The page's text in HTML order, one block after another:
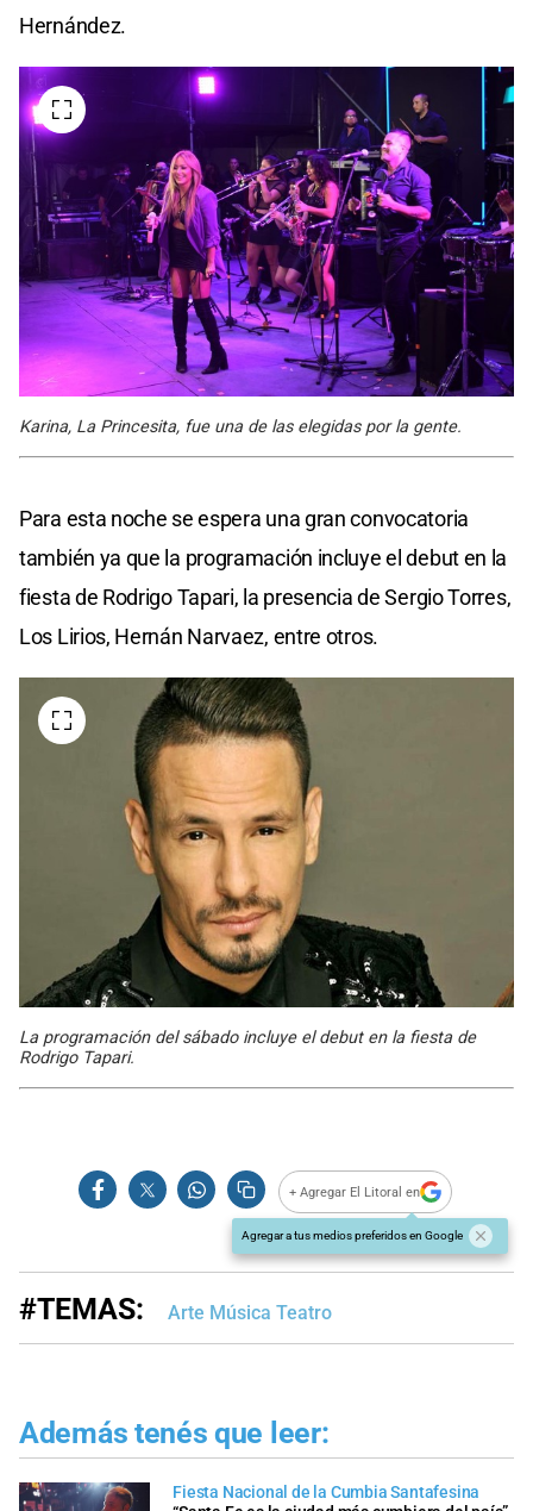
Hernández.
Karina, La Princesita, fue una de las elegidas por la gente.
Para esta noche se espera una gran convocatoria
también ya que la programación incluye el debut en la
fiesta de Rodrigo Tapari, la presencia de Sergio Torres,
Los Lirios, Hernán Narvaez, entre otros.
La programación del sábado incluye el debut en la fiesta de
Rodrigo Tapari.
+ Agregar El Litoral en
Agregar a tus medios preferidos en Google
#TEMAS: Arte Música Teatro
Además tenés que leer:
Fiesta Nacional de la Cumbia Santafesina